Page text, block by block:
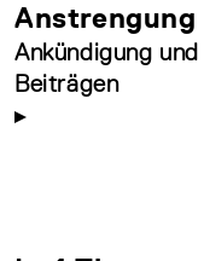
Anstrengung
Ankündigung
Beiträgen